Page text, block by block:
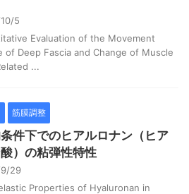
5
Evaluation of the Movement
of Deep Fascia and Change of Muscle
...
筋膜調整
件下でのヒアルロナン（ヒア
）の粘弾性特性
29
Properties of Hyaluronan in